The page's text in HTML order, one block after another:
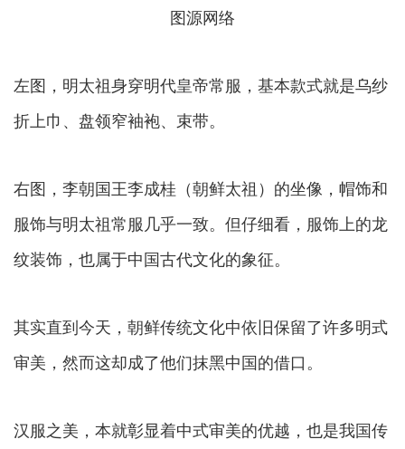
图源网络
左图，明太祖身穿明代皇帝常服，基本款式就是乌纱
折上巾、盘领窄袖袍、束带。
右图，李朝国王李成桂（朝鲜太祖）的坐像，帽饰和
服饰与明太祖常服几乎一致。但仔细看，服饰上的龙
纹装饰，也属于中国古代文化的象征。
其实直到今天，朝鲜传统文化中依旧保留了许多明式
审美，然而这却成了他们抹黑中国的借口。
汉服之美，本就彰显着中式审美的优越，也是我国传